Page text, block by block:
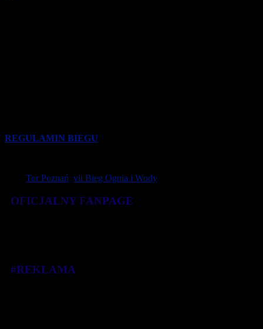
REGULAMIN BIEGU
Tor Poznań vii Bieg Ognia i Wody
OFICJALNY FANPAGE
#REKLAMA